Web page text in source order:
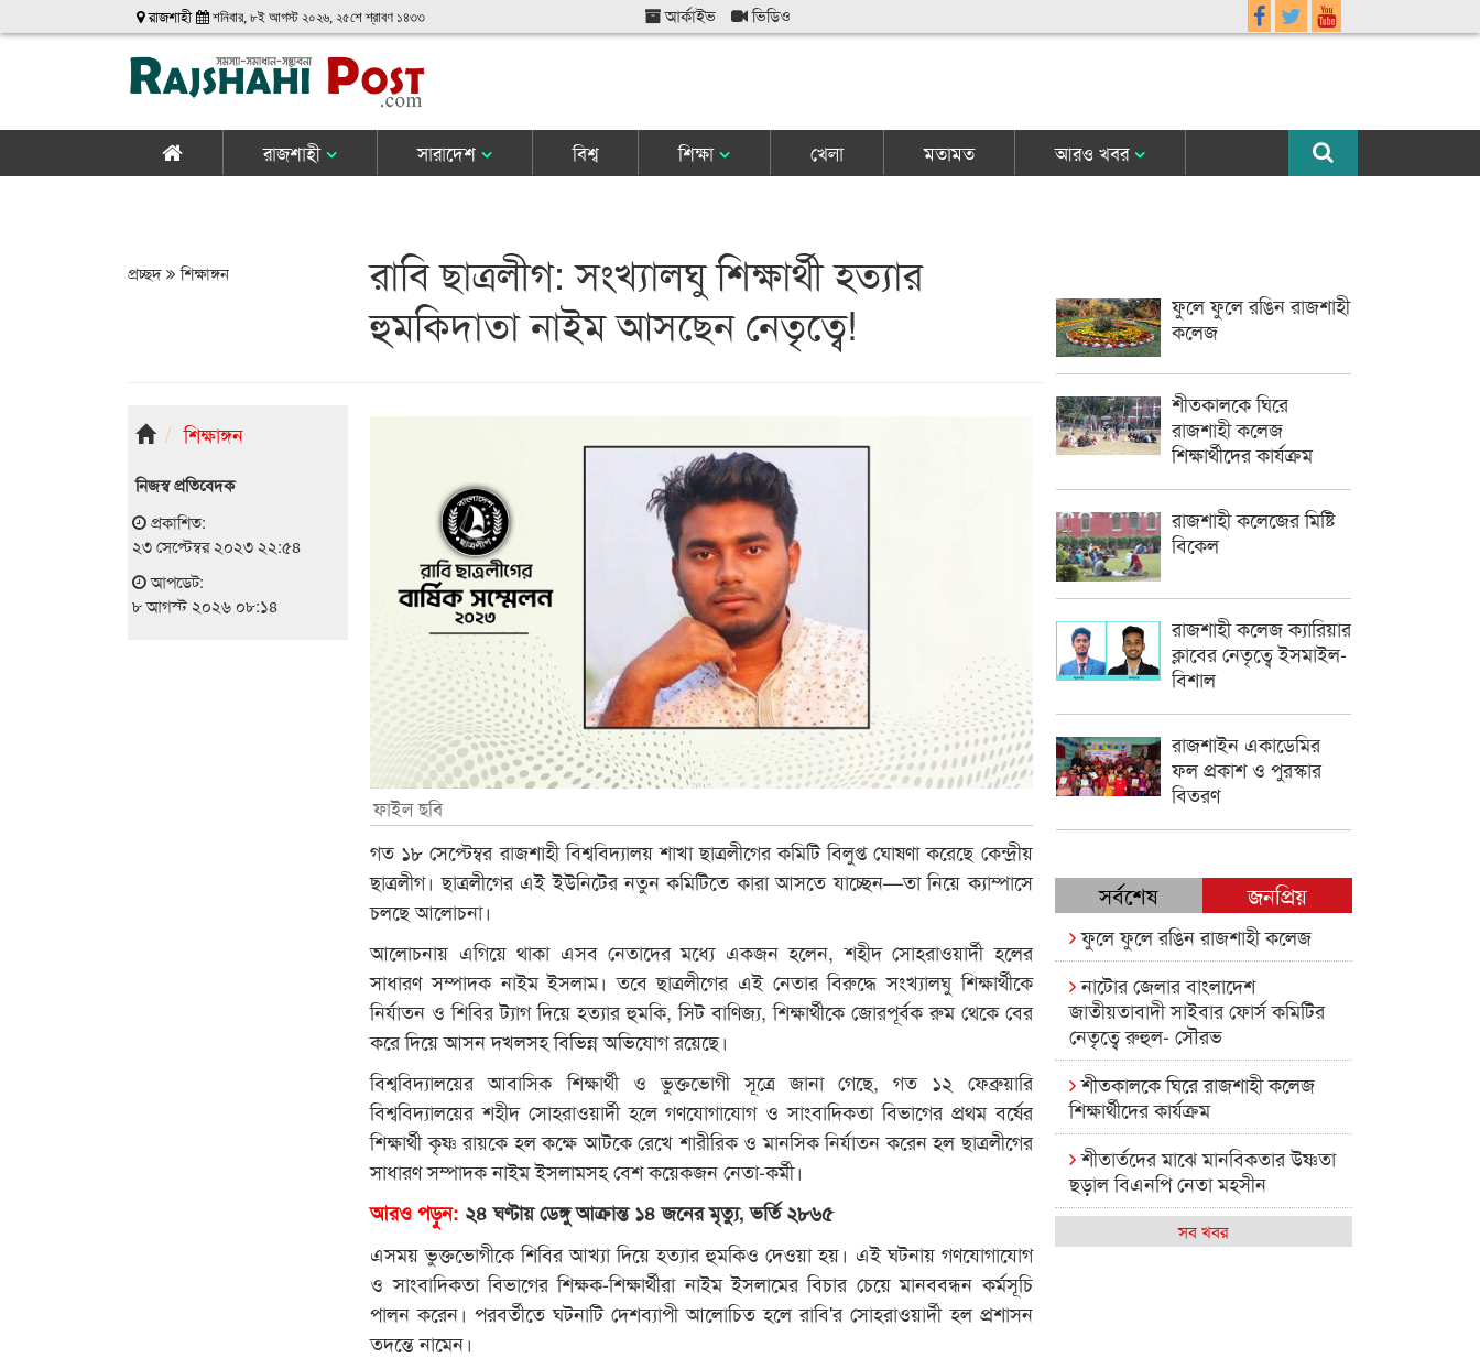
রাজশাহী শনিবার, ৮ই আগস্ট ২০২৬, ২৫শে শ্রাবণ ১৪৩৩ আর্কাইভ ভিডিও
রাজশাহী সারাদেশ বিশ্ব শিক্ষা খেলা মতামত আরও খবর
প্রচ্ছদ শিক্ষাঙ্গন
রাবি ছাত্রলীগ: সংখ্যালঘু শিক্ষার্থী হত্যার
হুমকিদাতা নাইম আসছেন নেতৃত্বে!
শিক্ষাঙ্গন
নিজস্ব প্রতিবেদক
প্রকাশিত:
২৩ সেপ্টেম্বর ২০২৩ ২২:৫৪
আপডেট:
৮ আগস্ট ২০২৬ ০৮:১৪
ফাইল ছবি
গত ১৮ সেপ্টেম্বর রাজশাহী বিশ্ববিদ্যালয় শাখা ছাত্রলীগের কমিটি বিলুপ্ত ঘোষণা করেছে কেন্দ্রীয়
ছাত্রলীগ। ছাত্রলীগের এই ইউনিটের নতুন কমিটিতে কারা আসতে যাচ্ছেন—তা নিয়ে ক্যাম্পাসে
চলছে আলোচনা।
আলোচনায় এগিয়ে থাকা এসব নেতাদের মধ্যে একজন হলেন, শহীদ সোহরাওয়ার্দী হলের
সাধারণ সম্পাদক নাইম ইসলাম। তবে ছাত্রলীগের এই নেতার বিরুদ্ধে সংখ্যালঘু শিক্ষার্থীকে
নির্যাতন ও শিবির ট্যাগ দিয়ে হত্যার হুমকি, সিট বাণিজ্য, শিক্ষার্থীকে জোরপূর্বক রুম থেকে বের
করে দিয়ে আসন দখলসহ বিভিন্ন অভিযোগ রয়েছে।
বিশ্ববিদ্যালয়ের আবাসিক শিক্ষার্থী ও ভুক্তভোগী সূত্রে জানা গেছে, গত ১২ ফেব্রুয়ারি
বিশ্ববিদ্যালয়ের শহীদ সোহরাওয়ার্দী হলে গণযোগাযোগ ও সাংবাদিকতা বিভাগের প্রথম বর্ষের
শিক্ষার্থী কৃষ্ণ রায়কে হল কক্ষে আটকে রেখে শারীরিক ও মানসিক নির্যাতন করেন হল ছাত্রলীগের
সাধারণ সম্পাদক নাইম ইসলামসহ বেশ কয়েকজন নেতা-কর্মী।
আরও পড়ুন: ২৪ ঘণ্টায় ডেঙ্গু আক্রান্ত ১৪ জনের মৃত্যু, ভর্তি ২৮৬৫
এসময় ভুক্তভোগীকে শিবির আখ্যা দিয়ে হত্যার হুমকিও দেওয়া হয়। এই ঘটনায় গণযোগাযোগ
ও সাংবাদিকতা বিভাগের শিক্ষক-শিক্ষার্থীরা নাইম ইসলামের বিচার চেয়ে মানববন্ধন কর্মসূচি
পালন করেন। পরবর্তীতে ঘটনাটি দেশব্যাপী আলোচিত হলে রাবি'র সোহরাওয়ার্দী হল প্রশাসন
তদন্তে নামেন।
ফুলে ফুলে রঙিন রাজশাহী
কলেজ
শীতকালকে ঘিরে
রাজশাহী কলেজ
শিক্ষার্থীদের কার্যক্রম
রাজশাহী কলেজের মিষ্টি
বিকেল
রাজশাহী কলেজ ক্যারিয়ার
ক্লাবের নেতৃত্বে ইসমাইল-
বিশাল
রাজশাইন একাডেমির
ফল প্রকাশ ও পুরস্কার
বিতরণ
সর্বশেষ জনপ্রিয়
ফুলে ফুলে রঙিন রাজশাহী কলেজ
নাটোর জেলার বাংলাদেশ
জাতীয়তাবাদী সাইবার ফোর্স কমিটির
নেতৃত্বে রুহুল- সৌরভ
শীতকালকে ঘিরে রাজশাহী কলেজ
শিক্ষার্থীদের কার্যক্রম
শীতার্তদের মাঝে মানবিকতার উষ্ণতা
ছড়াল বিএনপি নেতা মহসীন
রাজশাহী কলেজের মিষ্টি বিকেল
সব খবর